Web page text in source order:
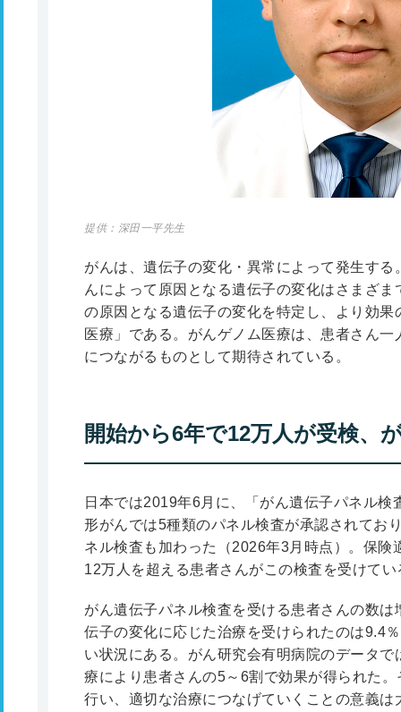
提供：深田一平先生
がんは、遺伝子の変化・異常によって発生す
んによって原因となる遺伝子の変化はさまざ
の原因となる遺伝子の変化を特定し、より効
医療」である。がんゲノム医療は、患者さん
につながるものとして期待されている。
開始から6年で12万人が受検、
日本では2019年6月に、「がん遺伝子パネル検
形がんでは5種類のパネル検査が承認されてお
ネル検査も加わった（2026年3月時点）。保険
12万人を超える患者さんがこの検査を受けて
がん遺伝子パネル検査を受ける患者さんの数
伝子の変化に応じた治療を受けられたのは9.4
い状況にある。がん研究会有明病院のデータ
療により患者さんの5～6割で効果が得られた
行い、適切な治療につなげていくことの意義は